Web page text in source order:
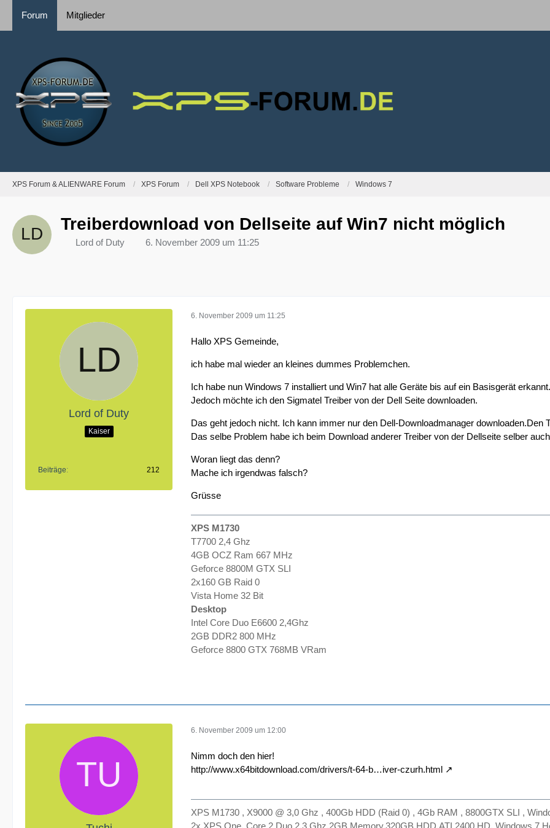
Forum Mitglieder
XPS Forum & ALIENWARE Forum XPS Forum Dell XPS Notebook Software Probleme Windows 7
Treiberdownload von Dellseite auf Win7 nicht möglich
Lord of Duty 6. November 2009 um 11:25
Lord of Duty
Kaiser
Beiträge 212
6. November 2009 um 11:25
Hallo XPS Gemeinde,
ich habe mal wieder an kleines dummes Problemchen.
Ich habe nun Windows 7 installiert und Win7 hat alle Geräte bis auf ein Basisgerät erkannt.
Jedoch möchte ich den Sigmatel Treiber von der Dell Seite downloaden.
Das geht jedoch nicht. Ich kann immer nur den Dell-Downloadmanager downloaden.Den
Das selbe Problem habe ich beim Download anderer Treiber von der Dellseite selber
Woran liegt das denn?
Mache ich irgendwas falsch?
Grüsse
XPS M1730
T7700 2,4 Ghz
4GB OCZ Ram 667 MHz
Geforce 8800M GTX SLI
2x160 GB Raid 0
Vista Home 32 Bit
Desktop
Intel Core Duo E6600 2,4Ghz
2GB DDR2 800 MHz
Geforce 8800 GTX 768MB VRam
6. November 2009 um 12:00
Nimm doch den hier!
http://www.x64bitdownload.com/drivers/t-64-b…iver-czurh.html
XPS M1730 , X9000 @ 3,0 Ghz , 400Gb HDD (Raid 0) , 4Gb RAM , 8800GTX SLI ,
2x XPS One, Core 2 Duo 2,3 Ghz,2GB Memory,320GB HDD,ATI 2400 HD, Windows 7